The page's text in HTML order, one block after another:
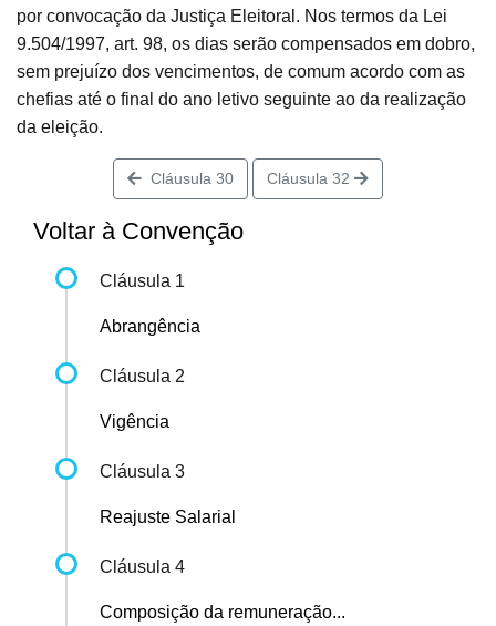
por convocação da Justiça Eleitoral. Nos termos da Lei
9.504/1997, art. 98, os dias serão compensados em dobro,
sem prejuízo dos vencimentos, de comum acordo com as
chefias até o final do ano letivo seguinte ao da realização
da eleição.
Cláusula 30 Cláusula 32
Voltar à Convenção
Cláusula 1
Abrangência
Cláusula 2
Vigência
Cláusula 3
Reajuste Salarial
Cláusula 4
Composição da remuneração...